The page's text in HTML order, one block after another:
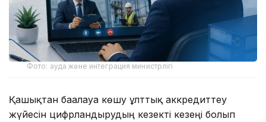
Фото: ауда және интеграция министрлігі
Қашықтан бағалауға көшу ұлттық аккредиттеу
жүйесін цифрландырудың кезекті кезеңі болып